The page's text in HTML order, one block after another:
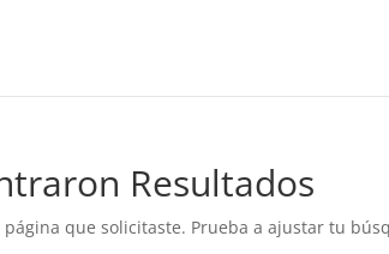
Resultados
que solicitaste. Prueba a ajustar tu